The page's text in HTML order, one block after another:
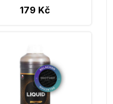
179 Kč